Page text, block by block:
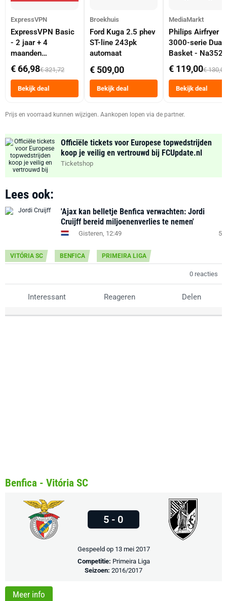
ExpressVPN
ExpressVPN Basic
- 2 jaar + 4
maanden
abonnement
€ 66,98€ 321,72
Bekijk deal
Broekhuis
Ford Kuga 2.5 phev
ST-line 243pk
automaat
€ 509,00
Bekijk deal
MediaMarkt
Philips Airfryer
3000-serie Dual
Basket -
Dubbele Mand 9
Tot 6 Personen
Heteluchtfriteuse
Zwart
€ 119,00€ 130,00
Bekijk deal
Prijs en voorraad kunnen wijzigen. Aankopen lopen via de partner.
Officiële tickets voor Europese topwedstrijden
koop je veilig en vertrouwd bij FCUpdate.nl
Ticketshop
Lees ook:
'Ajax kan belletje Benfica verwachten: Jordi
Cruijff bereid miljoenenverlies te nemen'
Gisteren, 12:49 5
VITÓRIA SC BENFICA PRIMEIRA LIGA
0 reacties
Interessant Reageren Delen
Benfica - Vitória SC
5 - 0
Gespeeld op 13 mei 2017
Competitie: Primeira Liga
Seizoen: 2016/2017
Meer info